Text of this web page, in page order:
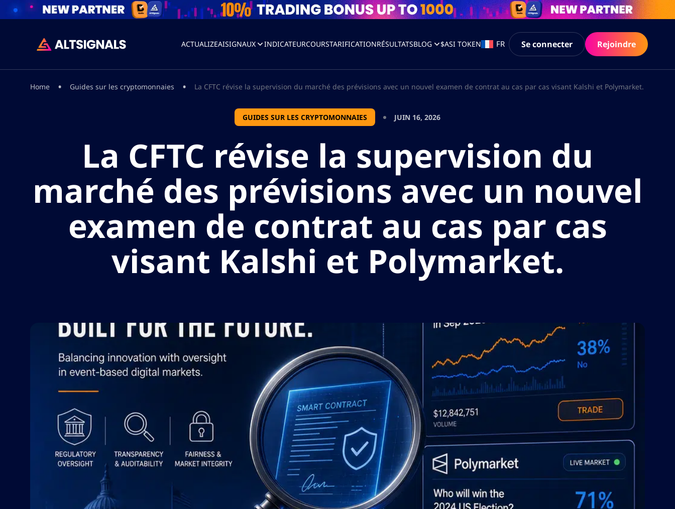
ACTUALIZEAISIGNAUX INDICATEURCOURSTARIFICATIONRÉSULTATSBLOG $ASI TOKEN FR Se connecter Rejoindre
Home • Guides sur les cryptomonnaies • La CFTC révise la supervision du marché des prévisions avec un nouvel examen de contrat au cas par cas visant Kalshi et Polymarket.
GUIDES SUR LES CRYPTOMONNAIES JUIN 16, 2026
La CFTC révise la supervision du
marché des prévisions avec un nouvel
examen de contrat au cas par cas
visant Kalshi et Polymarket.